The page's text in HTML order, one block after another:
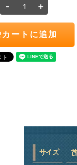
- +
カートに追加